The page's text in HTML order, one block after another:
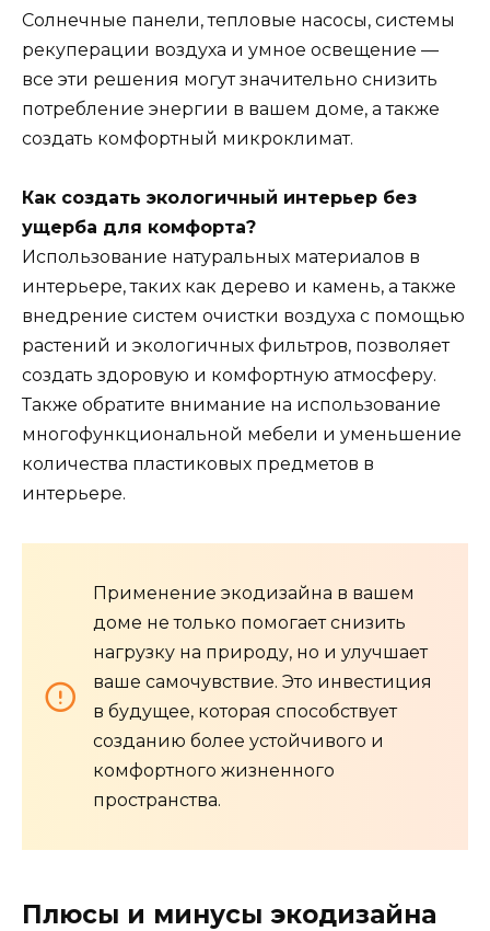
Солнечные панели, тепловые насосы, системы
рекуперации воздуха и умное освещение —
все эти решения могут значительно снизить
потребление энергии в вашем доме, а также
создать комфортный микроклимат.
Как создать экологичный интерьер без
ущерба для комфорта?
Использование натуральных материалов в
интерьере, таких как дерево и камень, а также
внедрение систем очистки воздуха с помощью
растений и экологичных фильтров, позволяет
создать здоровую и комфортную атмосферу.
Также обратите внимание на использование
многофункциональной мебели и уменьшение
количества пластиковых предметов в
интерьере.
Применение экодизайна в вашем
доме не только помогает снизить
нагрузку на природу, но и улучшает
ваше самочувствие. Это инвестиция
в будущее, которая способствует
созданию более устойчивого и
комфортного жизненного
пространства.
Плюсы и минусы экодизайна